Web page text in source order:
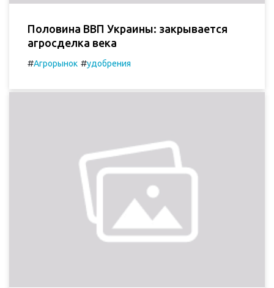
Половина ВВП Украины: закрывается
агросделка века
#Агрорынок #удобрения